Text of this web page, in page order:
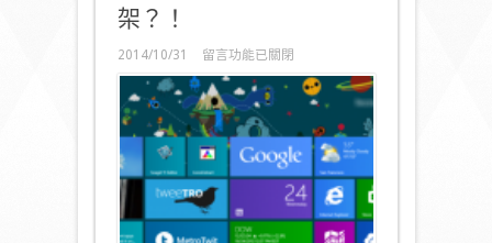
架？！
2014/10/31
在
〈Windows7/8
正
式
下
架？！〉
留言功能已關閉